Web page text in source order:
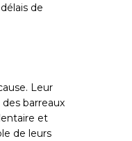
de
Leur
barreaux
et
de leurs